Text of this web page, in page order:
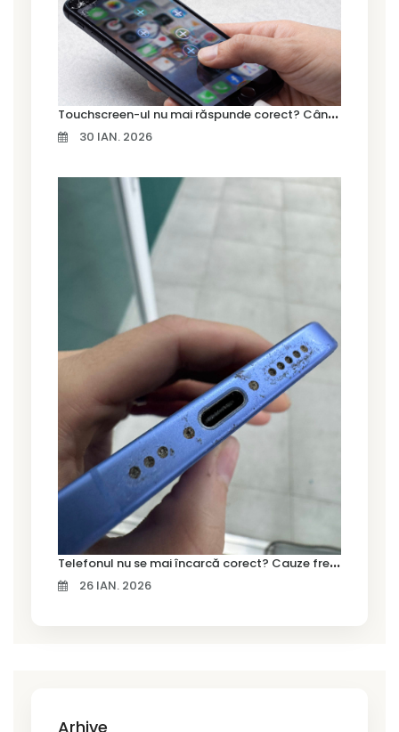
T
ouchscreen-ul nu mai răspunde corect? Când trebuie schimbat display-ul
30 IAN. 2026
T
elefonul nu se mai încarcă corect? Cauze frecvente și soluții la service în Timișoara
26 IAN. 2026
Arhive